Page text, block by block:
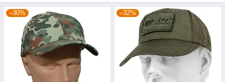
–30% –32%